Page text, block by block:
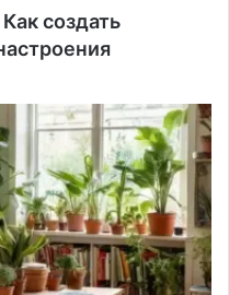
создать